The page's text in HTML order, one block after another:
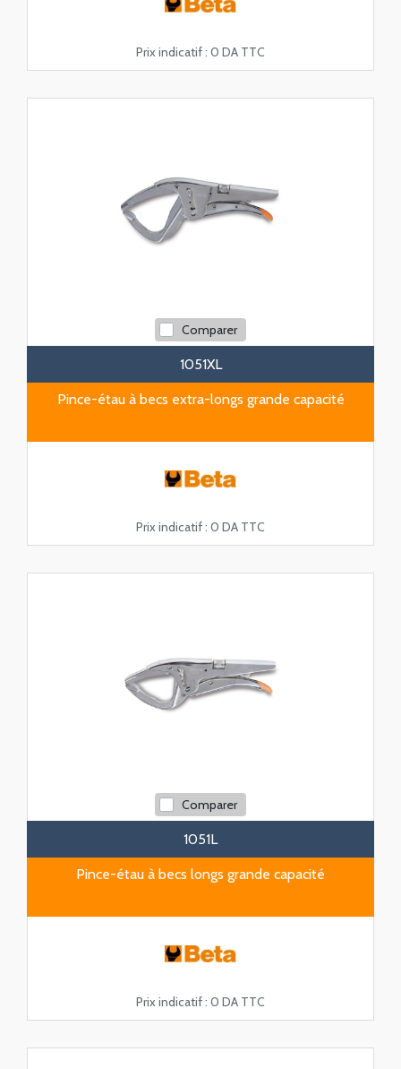
Prix indicatif : 0 DA TTC
Comparer
1051XL
Pince-étau à becs extra-longs grande capacité
Prix indicatif : 0 DA TTC
Comparer
1051L
Pince-étau à becs longs grande capacité
Prix indicatif : 0 DA TTC